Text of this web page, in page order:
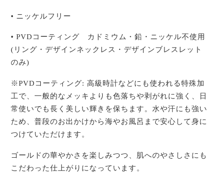
• ニッケルフリー
• PVDコーティング カドミウム・鉛・ニッケル不使用
(リング・デザインネックレス・デザインブレスレット
のみ)
※PVDコーティング: 高級時計などにも使われる特殊加
工で、一般的なメッキよりも色落ちや剥がれに強く、日
常使いでも長く美しい輝きを保ちます。水や汗にも強い
ため、普段のお出かけから海やお風呂まで安心して身に
つけていただけます。
ゴールドの華やかさを楽しみつつ、肌へのやさしさにも
こだわった仕上がりになっています。